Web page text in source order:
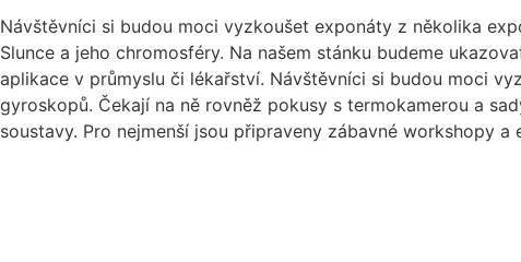
Návštěvníci si budou moci vyzkoušet exponáty z několika
Slunce a jeho chromosféry. Na našem stánku budeme
aplikace v průmyslu či lékařství. Návštěvníci si budou moci
gyroskopů. Čekají na ně rovněž pokusy s termokamerou a
soustavy. Pro nejmenší jsou připraveny zábavné workshopy